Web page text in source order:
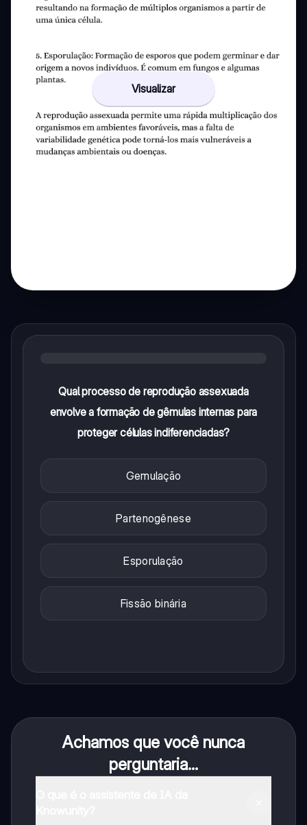
Visualizar
Qual processo de reprodução assexuada
envolve a formação de gêmulas internas para
proteger células indiferenciadas?
Gemulação
Partenogênese
Esporulação
Fissão binária
Achamos que você nunca
perguntaria...